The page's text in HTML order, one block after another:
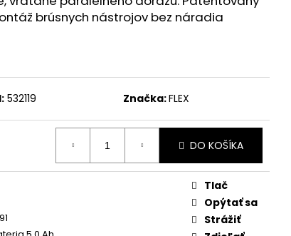
brúsnych nástrojov bez náradia
532119 Značka:FLEX
DO KOŠÍKA
Tlač
Opýtať sa
Strážiť
LI-ION AP